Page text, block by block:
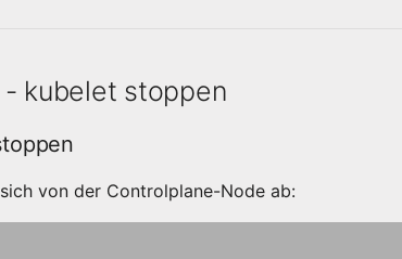
kubelet stoppen
von der Controlplane-Node ab: